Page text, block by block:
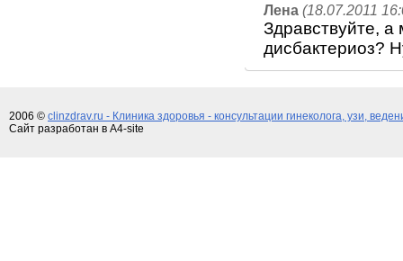
Лена (18.07.2011
Здравствуйте,
дисбактериоз?
2006 © clinzdrav.ru - Клиника здоровья - консультации гинеколога, узи,
Сайт разработан в A4-site